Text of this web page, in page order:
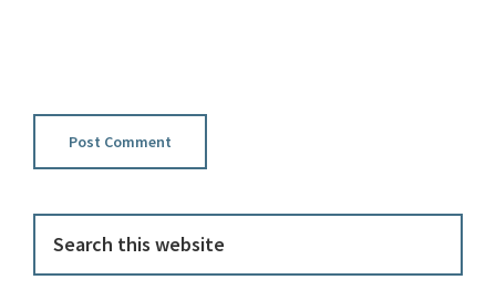
Primary
Sidebar
this
website